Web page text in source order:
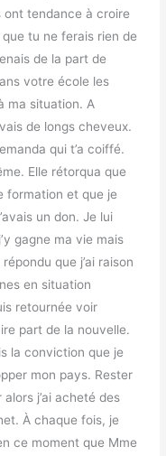
ont tendance à croire
tu ne ferais rien de
de la part de
votre école les
ma situation. A
de longs cheveux.
qui t’a coiffé.
Elle rétorqua que
formation et que je
un don. Je lui
gagne ma vie mais
que j’ai raison
en situation
retournée voir
part de la nouvelle.
la conviction que je
mon pays. Rester
alors j’ai acheté des
À chaque fois, je
ce moment que Mme